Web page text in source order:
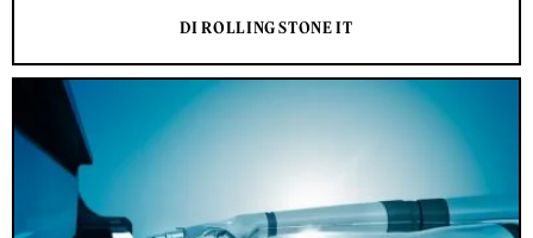
DI ROLLING STONE IT